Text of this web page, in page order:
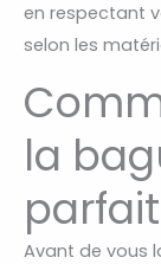
en respectant
selon les
la
Avant de vous